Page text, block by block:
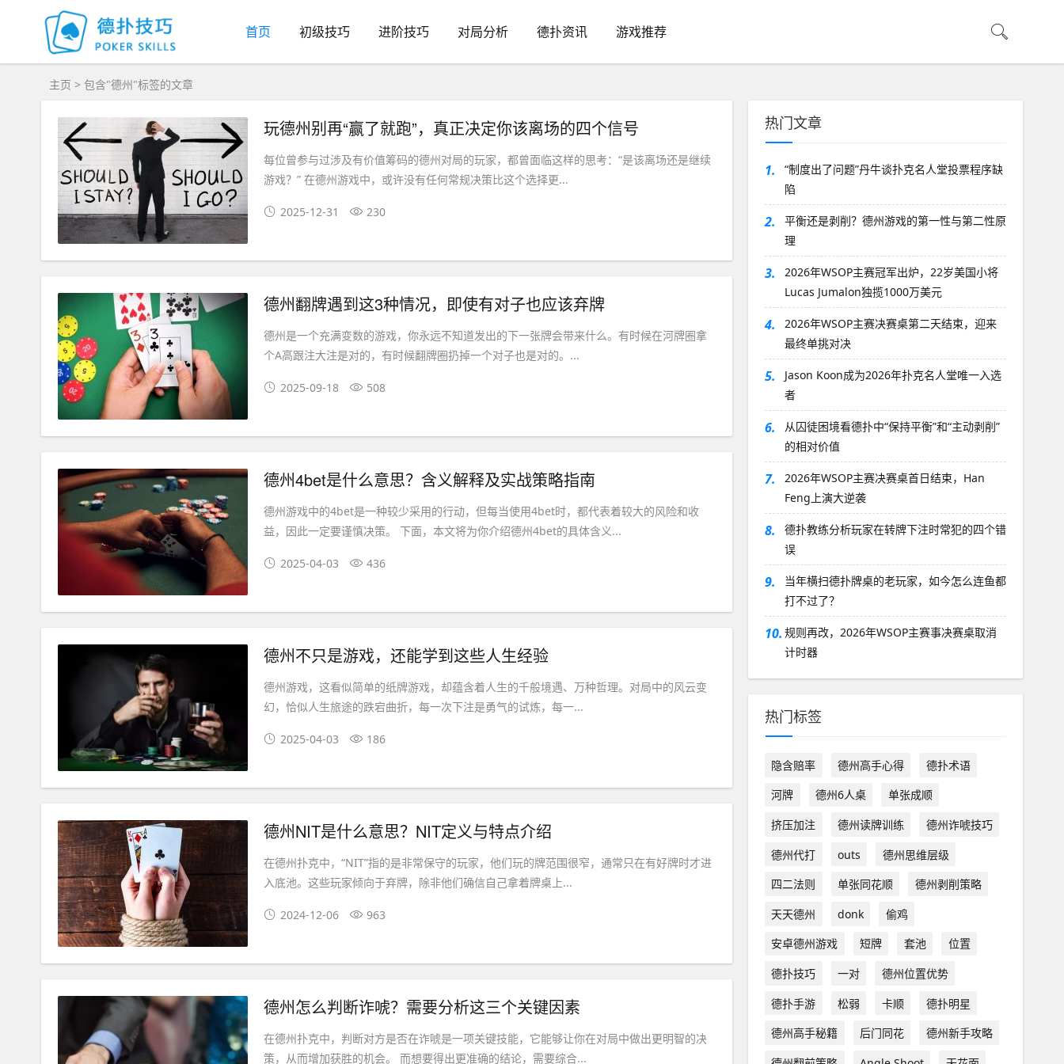
首页 初级技巧 进阶技巧 对局分析 德扑资讯 游戏推荐
主页 > 包含"德州"标签的文章
玩德州别再“赢了就跑”，真正决定你该离场的四个信号
每位曾参与过涉及有价值筹码的德州对局的玩家，都曾面临这样的思考：“是该离场还是继续
游戏？” 在德州游戏中，或许没有任何常规决策比这个选择更...
2025-12-31 230
德州翻牌遇到这3种情况，即使有对子也应该弃牌
德州是一个充满变数的游戏，你永远不知道发出的下一张牌会带来什么。有时候在河牌圈拿
个A高跟注大注是对的，有时候翻牌圈扔掉一个对子也是对的。...
2025-09-18 508
德州4bet是什么意思？含义解释及实战策略指南
德州游戏中的4bet是一种较少采用的行动，但每当使用4bet时，都代表着较大的风险和收
益，因此一定要谨慎决策。 下面，本文将为你介绍德州4bet的具体含义...
2025-04-03 436
德州不只是游戏，还能学到这些人生经验
德州游戏，这看似简单的纸牌游戏，却蕴含着人生的千般境遇、万种哲理。对局中的风云变
幻，恰似人生旅途的跌宕曲折，每一次下注是勇气的试炼，每一...
2025-04-03 186
德州NIT是什么意思？NIT定义与特点介绍
在德州扑克中，“NIT”指的是非常保守的玩家，他们玩的牌范围很窄，通常只在有好牌时才进
入底池。这些玩家倾向于弃牌，除非他们确信自己拿着牌桌上...
2024-12-06 963
德州怎么判断诈唬？需要分析这三个关键因素
在德州扑克中，判断对方是否在诈唬是一项关键技能，它能够让你在对局中做出更明智的决
策，从而增加获胜的机会。 而想要得出更准确的结论，需要综合...
热门文章
1.
“制度出了问题”丹牛谈扑克名人堂投票程序缺
陷
2.
平衡还是剥削？德州游戏的第一性与第二性原
理
3.
2026年WSOP主赛冠军出炉，22岁美国小将
Lucas Jumalon独揽1000万美元
4.
2026年WSOP主赛决赛桌第二天结束，迎来
最终单挑对决
5.
Jason Koon成为2026年扑克名人堂唯一入选
者
6.
从囚徒困境看德扑中“保持平衡”和“主动剥削”
的相对价值
7.
2026年WSOP主赛决赛桌首日结束，Han
Feng上演大逆袭
8.
德扑教练分析玩家在转牌下注时常犯的四个错
误
9.
当年横扫德扑牌桌的老玩家，如今怎么连鱼都
打不过了？
10. 规则再改，2026年WSOP主赛事决赛桌取消
计时器
热门标签
隐含赔率 德州高手心得
德扑术语
河牌
德州6人桌
单张成顺
挤压加注
德州读牌训练
德州诈唬技巧
德州代打
outs
德州思维层级
四二法则
单张同花顺
德州剥削策略
天天德州
donk
偷鸡
安卓德州游戏
短牌 套池
位置
德扑技巧
一对
德州位置优势
德扑手游
松弱 卡顺
德扑明星
德州高手秘籍
后门同花
德州新手攻略